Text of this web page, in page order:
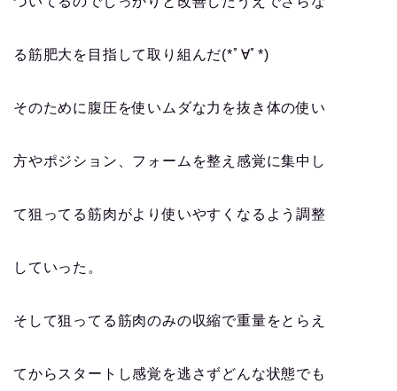
る筋肥大を目指して取り組んだ(*ﾟ∀ﾟ*)
そのために腹圧を使いムダな力を抜き体の使い
方やポジション、フォームを整え感覚に集中し
て狙ってる筋肉がより使いやすくなるよう調整
していった。
そして狙ってる筋肉のみの収縮で重量をとらえ
てからスタートし感覚を逃さずどんな状態でも